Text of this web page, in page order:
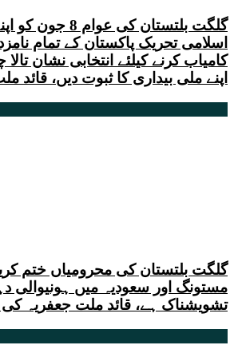
گلگت بلتستان کی
اسلامی تحریک پاکستان کے تمام
کامیاب کرنے کیلئے انتخابی نشان تالا
اپنے ملی بیداری کا ثبوت دیں، قائد
گلگت بلتستان کی محرومیاں ختم
مستونگ اور سعودیہ میں
تشویشناک ہے، قائد ملت جعفریہ کی